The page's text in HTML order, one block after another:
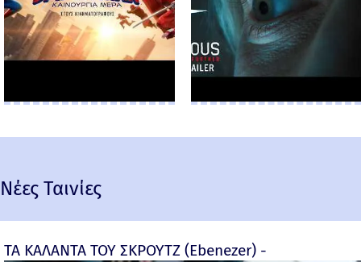
Νέες Ταινίες
ΤΑ ΚΑΛΑΝΤΑ ΤΟΥ ΣΚΡΟΥΤΖ (Ebenezer) -